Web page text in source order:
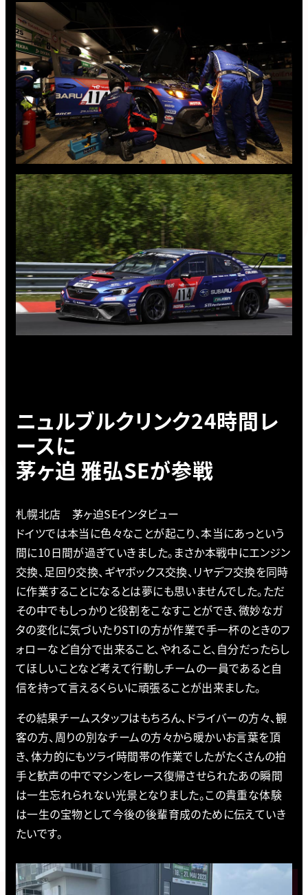
ニュルブルクリンク24時間レ
ースに
茅ヶ迫 雅弘SEが参戦
札幌北店 茅ヶ迫SEインタビュー
ドイツでは本当に色々なことが起こり、本当にあっという
間に10日間が過ぎていきました。まさか本戦中にエンジン
交換、足回り交換、ギヤボックス交換、リヤデフ交換を同時
に作業することになるとは夢にも思いませんでした。ただ
その中でもしっかりと役割をこなすことができ、微妙なガ
タの変化に気づいたりSTIの方が作業で手一杯のときのフ
ォローなど自分で出来ること、やれること、自分だったらし
てほしいことなど考えて行動しチームの一員であると自
信を持って言えるくらいに頑張ることが出来ました。
その結果チームスタッフはもちろん、ドライバーの方々、観
客の方、周りの別なチームの方々から暖かいお言葉を頂
き、体力的にもツライ時間帯の作業でしたがたくさんの拍
手と歓声の中でマシンをレース復帰させられたあの瞬間
は一生忘れられない光景となりました。この貴重な体験
は一生の宝物として今後の後輩育成のために伝えていき
たいです。